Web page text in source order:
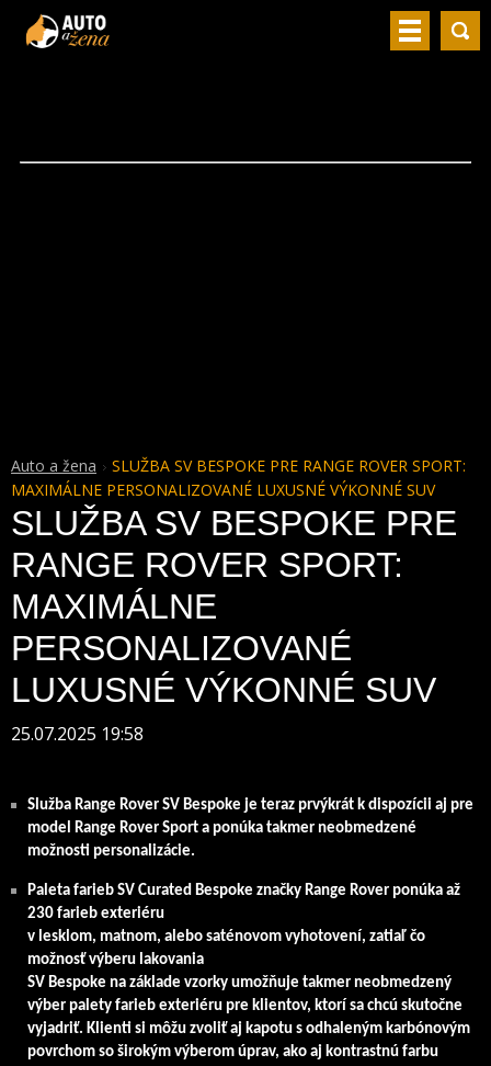
Auto a žena
SLUŽBA SV BESPOKE PRE RANGE ROVER SPORT:
MAXIMÁLNE PERSONALIZOVANÉ LUXUSNÉ VÝKONNÉ SUV
SLUŽBA SV BESPOKE PRE
RANGE ROVER SPORT:
MAXIMÁLNE
PERSONALIZOVANÉ
LUXUSNÉ VÝKONNÉ SUV
25.07.2025 19:58
Služba Range Rover SV Bespoke je teraz prvýkrát k dispozícii aj pre
model Range Rover Sport a ponúka takmer neobmedzené
možnosti personalizácie.
Paleta farieb SV Curated Bespoke značky Range Rover ponúka až
230 farieb exteriéru
v lesklom, matnom, alebo saténovom vyhotovení, zatiaľ čo
možnosť výberu lakovania
SV Bespoke na základe vzorky umožňuje takmer neobmedzený
výber palety farieb exteriéru pre klientov, ktorí sa chcú skutočne
vyjadriť. Klienti si môžu zvoliť aj kapotu s odhaleným karbónovým
povrchom so širokým výberom úprav, ako aj kontrastnú farbu